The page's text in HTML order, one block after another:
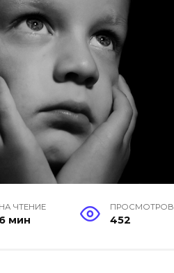
НА ЧТЕНИЕ
6 мин
ПРОСМОТРОВ
452